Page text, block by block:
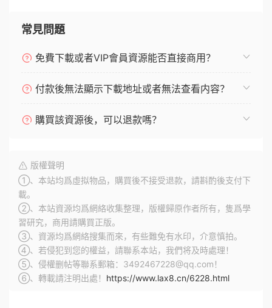
常見問題
免費下載或者VIP會員資源能否直接商用？
付款後無法顯示下載地址或者無法查看内容？
購買該資源後，可以退款嗎？
版權聲明
①、本站均爲虛拟物品，購買後不接受退款，請斟酌後支付下
載。
②、本站資源均爲網絡收集整理，版權歸原作者所有，隻爲學
習研究，商用請購買正版。
③、資源均爲網絡搜集而來，有些難免有水印，介意慎拍。
④、若侵犯到您的權益，請聯系本站，我們将及時處理！
⑤、侵權删帖等聯系郵箱：3492467228@qq.com！
⑥、轉載請注明出處！ https://www.lax8.cn/6228.html